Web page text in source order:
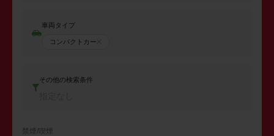
車両タイプ
コンパクトカー
その他の検索条件
禁煙/喫煙